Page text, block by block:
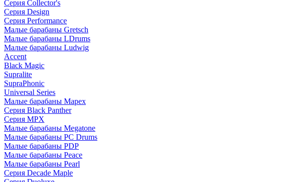
Серия Collector's
Серия Design
Серия Performance
Малые барабаны Gretsch
Малые барабаны LDrums
Малые барабаны Ludwig
Accent
Black Magic
Supralite
SupraPhonic
Universal Series
Малые барабаны Mapex
Серия Black Panther
Серия MPX
Малые барабаны Megatone
Малые барабаны PC Drums
Малые барабаны PDP
Малые барабаны Peace
Малые барабаны Pearl
Серия Decade Maple